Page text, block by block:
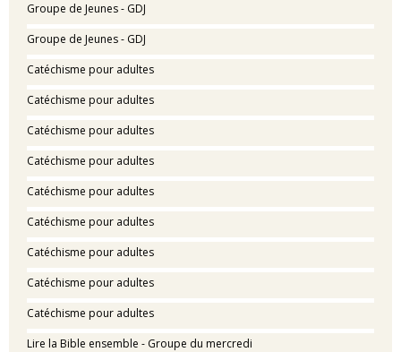
Groupe de Jeunes - GDJ
Groupe de Jeunes - GDJ
Catéchisme pour adultes
Catéchisme pour adultes
Catéchisme pour adultes
Catéchisme pour adultes
Catéchisme pour adultes
Catéchisme pour adultes
Catéchisme pour adultes
Catéchisme pour adultes
Catéchisme pour adultes
Lire la Bible ensemble - Groupe du mercredi